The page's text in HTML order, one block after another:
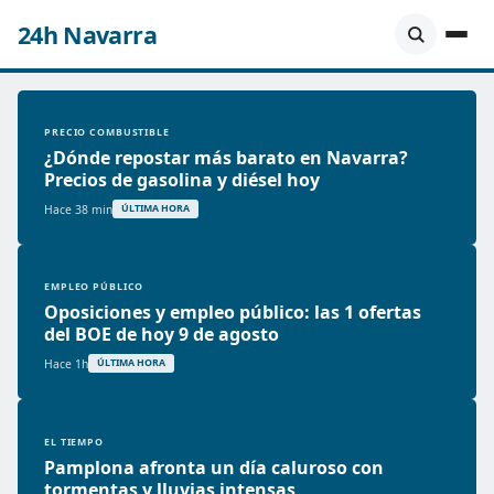
24h Navarra
PRECIO COMBUSTIBLE
¿Dónde repostar más barato en Navarra?
Precios de gasolina y diésel hoy
Hace 38 min ÚLTIMA HORA
EMPLEO PÚBLICO
Oposiciones y empleo público: las 1 ofertas
del BOE de hoy 9 de agosto
Hace 1h ÚLTIMA HORA
EL TIEMPO
Pamplona afronta un día caluroso con